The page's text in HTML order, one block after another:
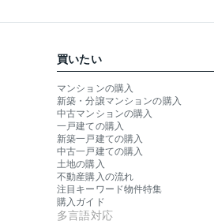
買いたい
マンションの購入
新築・分譲マンションの購入
中古マンションの購入
一戸建ての購入
新築一戸建ての購入
中古一戸建ての購入
土地の購入
不動産購入の流れ
注目キーワード物件特集
購入ガイド
多言語対応